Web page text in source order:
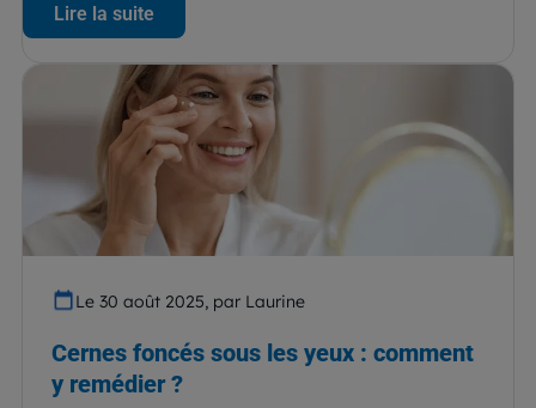
Lire la suite
Le 30 août 2025, par Laurine
Cernes foncés sous les yeux : comment
y remédier ?